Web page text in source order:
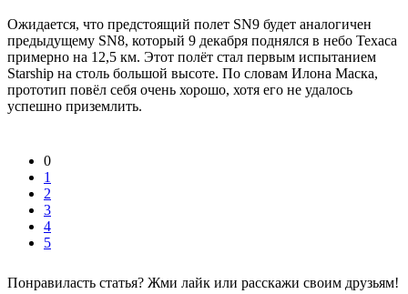
Ожидается, что предстоящий полет SN9 будет аналогичен
предыдущему SN8, который 9 декабря поднялся в небо Техаса
примерно на 12,5 км. Этот полёт стал первым испытанием
Starship на столь большой высоте. По словам Илона Маска,
прототип повёл себя очень хорошо, хотя его не удалось
успешно приземлить.
0
1
2
3
4
5
Понравиласть статья? Жми лайк или расскажи своим друзьям!